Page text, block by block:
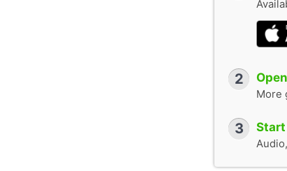
2
More
3